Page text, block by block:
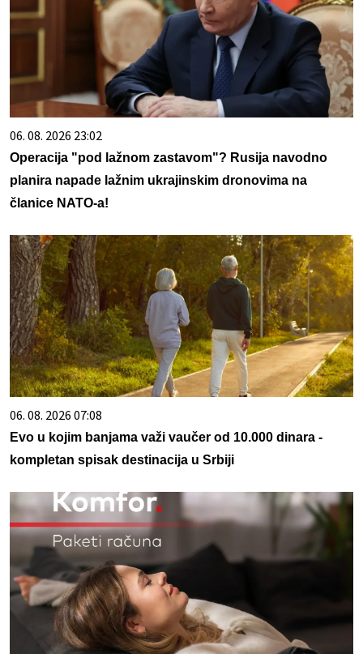
06. 08. 2026 23:02
Operacija "pod lažnom zastavom"? Rusija navodno
planira napade lažnim ukrajinskim dronovima na
članice NATO-a!
06. 08. 2026 07:08
Evo u kojim banjama važi vaučer od 10.000 dinara -
kompletan spisak destinacija u Srbiji